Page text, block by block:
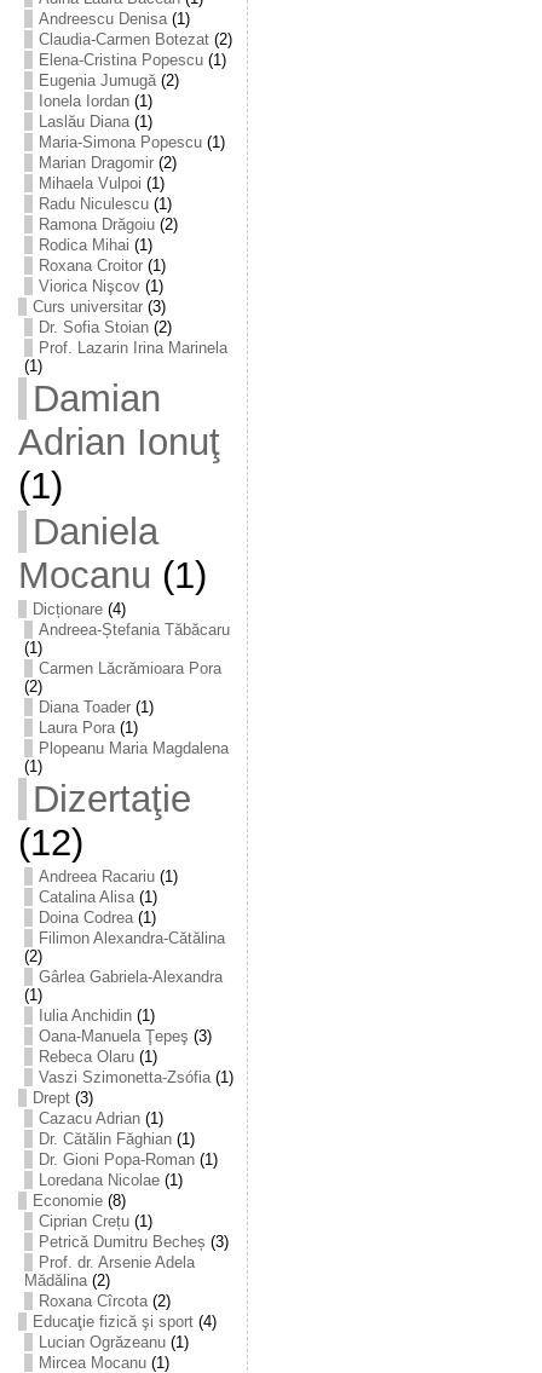
Andreescu Denisa(1)
Claudia-Carmen Botezat(2)
Elena-Cristina Popescu(1)
Eugenia Jumugă(2)
Ionela Iordan(1)
Laslău Diana(1)
Maria-Simona Popescu(1)
Marian Dragomir(2)
Mihaela Vulpoi (1)
Radu Niculescu(1)
Ramona Drăgoiu(2)
Rodica Mihai (1)
Roxana Croitor(1)
Viorica Nişcov(1)
Curs universitar(3)
Dr. Sofia Stoian(2)
Prof. Lazarin Irina Marinela
(1)
Damian
Adrian Ionuţ
(1)
Daniela
Mocanu (1)
Dicționare(4)
Andreea-Ștefania Tăbăcaru
(1)
Carmen Lăcrămioara Pora
(2)
Diana Toader(1)
Laura Pora(1)
Plopeanu Maria Magdalena
(1)
Dizertaţie
(12)
Andreea Racariu(1)
Catalina Alisa(1)
Doina Codrea(1)
Filimon Alexandra-Cătălina
(2)
Gârlea Gabriela-Alexandra
(1)
Iulia Anchidin(1)
Oana-Manuela Ţepeş (3)
Rebeca Olaru(1)
Vaszi Szimonetta-Zsófia(1)
Drept(3)
Cazacu Adrian(1)
Dr. Cătălin Făghian(1)
Dr. Gioni Popa-Roman(1)
Loredana Nicolae(1)
Economie(8)
Ciprian Crețu(1)
Petrică Dumitru Becheș (3)
Prof. dr. Arsenie Adela
Mădălina(2)
Roxana Cîrcota(2)
Educaţie fizică şi sport(4)
Lucian Ogrăzeanu(1)
Mircea Mocanu(1)